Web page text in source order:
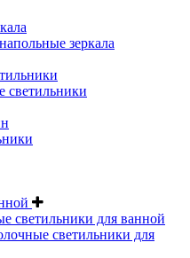
зеркала
светильники
светильники для ванной
светильники для